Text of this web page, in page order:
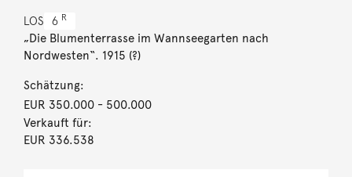
LOS 6 R
„Die Blumenterrasse im Wannseegarten nach
Nordwesten“. 1915 (?)
Schätzung:
EUR 350.000- 500.000
Verkauft für:
EUR 336.538